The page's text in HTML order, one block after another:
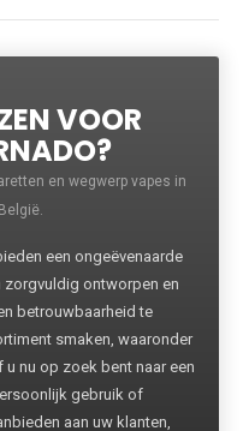
VOOR
en wegwerp vapes in
een ongeëvenaarde
zorgvuldig ontworpen en
betrouwbaarheid te
smaken, waaronder
nu op zoek bent naar een
gebruik of
aan uw klanten,